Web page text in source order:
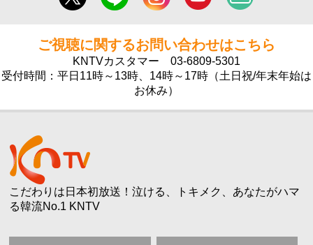
ご視聴に関するお問い合わせはこちら
KNTVカスタマー 03-6809-5301
受付時間：平日11時～13時、14時～17時（土日祝/年末年始は
お休み）
こだわりは日本初放送！泣ける、トキメク、あなたがハマ
る韓流No.1 KNTV